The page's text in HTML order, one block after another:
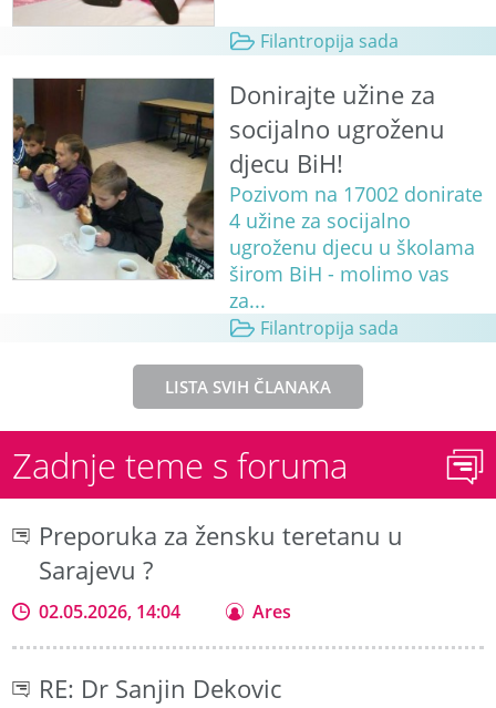
Filantropija sada
Donirajte užine za
socijalno ugroženu
djecu BiH!
Pozivom na 17002 donirate
4 užine za socijalno
ugroženu djecu u školama
širom BiH - molimo vas
za...
Filantropija sada
LISTA SVIH ČLANAKA
Zadnje teme s foruma
Preporuka za žensku teretanu u
Sarajevu ?
02.05.2026, 14:04 Ares
RE: Dr Sanjin Dekovic